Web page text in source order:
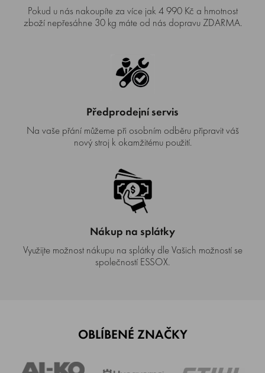
Pokud u nás nakoupíte za více jak 4 990 Kč a hmotnost
zboží nepřesáhne 30 kg máte od nás dopravu ZDARMA.
Předprodejní servis
Na vaše přání můžeme při osobním odběru připravit váš
nový stroj k okamžitému použití.
Nákup na splátky
Využijte možnost nákupu na splátky dle Vašich možností se
společností ESSOX.
OBLÍBENÉ ZNAČKY